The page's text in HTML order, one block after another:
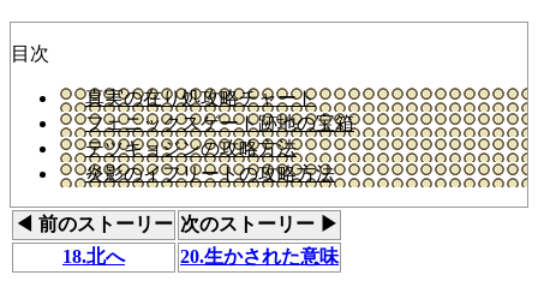
目次
真実の在り処攻略チャート
フェニックスゲート跡地の宝箱
テツキョジンの攻略方法
炎影のイフリートの攻略方法
◀ 前のストーリー 次のストーリー ▶
18.北へ
20.生かされた意味